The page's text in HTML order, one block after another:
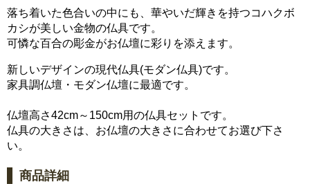
落ち着いた色合いの中にも、華やいだ輝きを持つコハクボ
カシが美しい金物の仏具です。
可憐な百合の彫金がお仏壇に彩りを添えます。
新しいデザインの現代仏具(モダン仏具)です。
家具調仏壇・モダン仏壇に最適です。
仏壇高さ42cm～150cm用の仏具セットです。
仏具の大きさは、お仏壇の大きさに合わせてお選び下さ
い。
商品詳細